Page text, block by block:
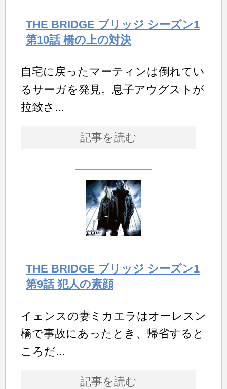
THE BRIDGE ブリッジ シーズン1
第10話 橋の上の対決
自宅に戻ったマーティンは倒れてい
るサーガを発見。息子アウグストが
拉致さ...
記事を読む
THE BRIDGE ブリッジ シーズン1
第9話 犯人の素顔
イェンスの妻ミカエラはオーレスン
橋で事故にあったとき、帰省すると
ころだ...
記事を読む